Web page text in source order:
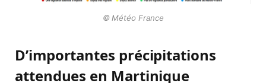
© Météo France
D’importantes précipitations
attendues en Martinique